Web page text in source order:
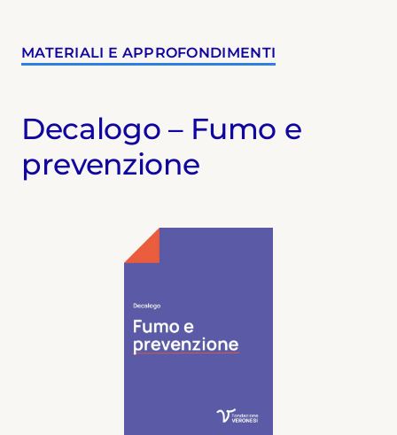
MATERIALI E APPROFONDIMENTI
Decalogo – Fumo e
prevenzione